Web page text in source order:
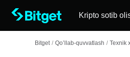
Kripto sotib
Bitget / Qo’llab-quvvatlash / Texnik